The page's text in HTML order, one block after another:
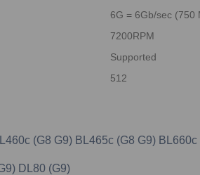
6G = 6Gb/sec (750
7200RPM
Supported
512
(G8 G9) BL465c (G8 G9) BL660c
DL80 (G9)